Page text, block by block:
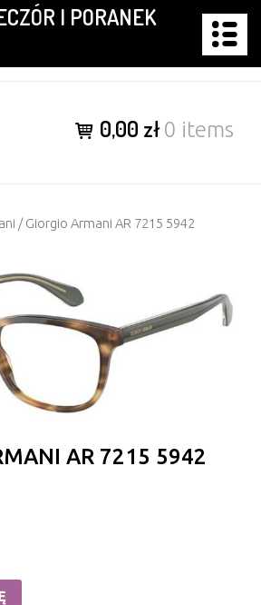
I PORANEK
0,00 zł0 items
/ Giorgio Armani AR 7215 5942
AR 7215 5942